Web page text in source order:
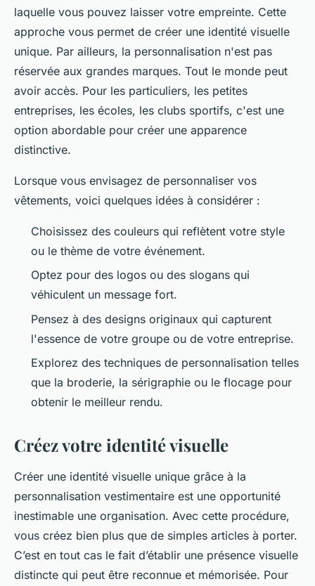
laquelle vous pouvez laisser votre empreinte. Cette
approche vous permet de créer une identité visuelle
unique. Par ailleurs, la personnalisation n'est pas
réservée aux grandes marques. Tout le monde peut
avoir accès. Pour les particuliers, les petites
entreprises, les écoles, les clubs sportifs, c'est une
option abordable pour créer une apparence
distinctive.
Lorsque vous envisagez de personnaliser vos
vêtements, voici quelques idées à considérer :
Choisissez des couleurs qui reflètent votre style
ou le thème de votre événement.
Optez pour des logos ou des slogans qui
véhiculent un message fort.
Pensez à des designs originaux qui capturent
l'essence de votre groupe ou de votre entreprise.
Explorez des techniques de personnalisation telles
que la broderie, la sérigraphie ou le flocage pour
obtenir le meilleur rendu.
Créez votre identité visuelle
Créer une identité visuelle unique grâce à la
personnalisation vestimentaire est une opportunité
inestimable une organisation. Avec cette procédure,
vous créez bien plus que de simples articles à porter.
C’est en tout cas le fait d’établir une présence visuelle
distincte qui peut être reconnue et mémorisée. Pour